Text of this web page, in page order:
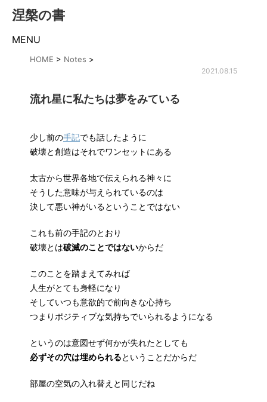
涅槃の書
MENU
HOME > Notes >
2021.08.15
流れ星に私たちは夢をみている
少し前の手記でも話したように
破壊と創造はそれでワンセットにある
太古から世界各地で伝えられる神々に
そうした意味が与えられているのは
決して悪い神がいるということではない
これも前の手記のとおり
破壊とは破滅のことではないからだ
このことを踏まえてみれば
人生がとても身軽になり
そしていつも意欲的で前向きな心持ち
つまりポジティブな気持ちでいられるようになる
というのは意図せず何かが失れたとしても
必ずその穴は埋められるということだからだ
部屋の空気の入れ替えと同じだね